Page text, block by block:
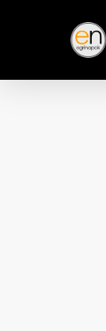
content